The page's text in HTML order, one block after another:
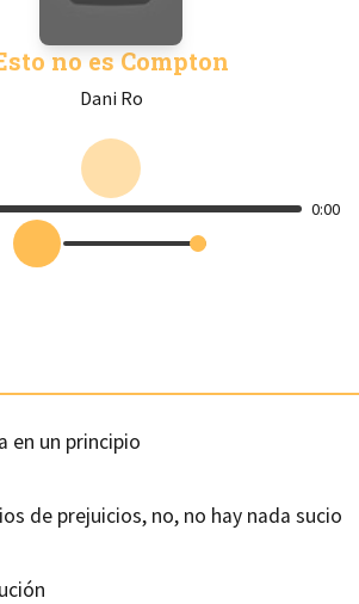
no es Compton
Dani Ro
0:00
en un principio
de prejuicios, no, no hay nada sucio